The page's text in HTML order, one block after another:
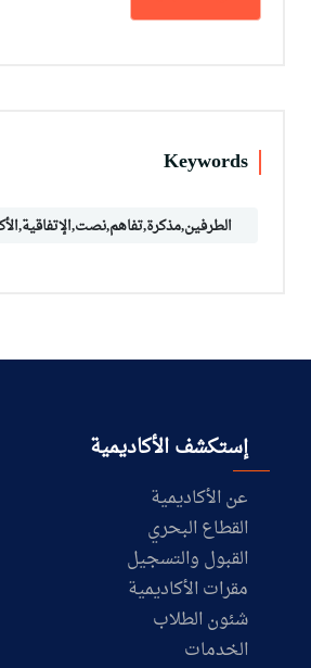
Keywords
إستكشف الأكاديمية
عن الأكاديمية
القطاع البحري
القبول والتسجيل
مقرات الأكاديمية
شئون الطلاب
الخدمات